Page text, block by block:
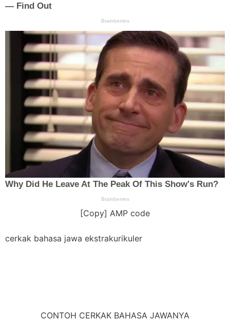
[Copy] AMP code
cerkak bahasa jawa ekstrakurikuler
CONTOH CERKAK BAHASA JAWANYA